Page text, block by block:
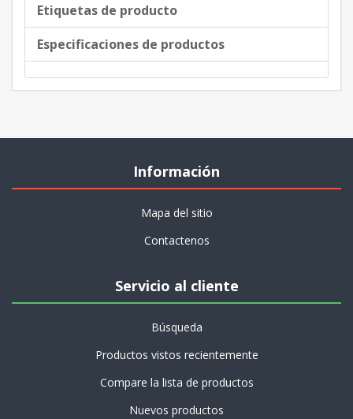
Etiquetas de producto
Especificaciones de productos
Información
Mapa del sitio
Contactenos
Servicio al cliente
Búsqueda
Productos vistos recientemente
Compare la lista de productos
Nuevos productos